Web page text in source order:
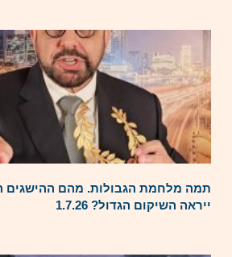
תמה מלחמת הגבולות. מהם ההישגים
ייראה השיקום הגדול? 1.7.26